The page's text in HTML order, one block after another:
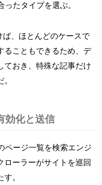
ったタイプを選ぶ。
、ほとんどのケースで
ることもできるため、デ
ておき、特殊な記事だけ
効化と送信
ページ一覧を検索エンジ
ローラーがサイトを巡回
。